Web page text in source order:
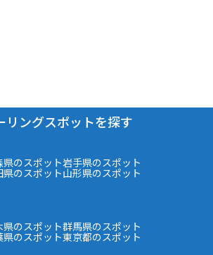
リングスポットを探す
県のスポット岩手県のスポット
県のスポット山形県のスポット
県のスポット群馬県のスポット
県のスポット東京都のスポット